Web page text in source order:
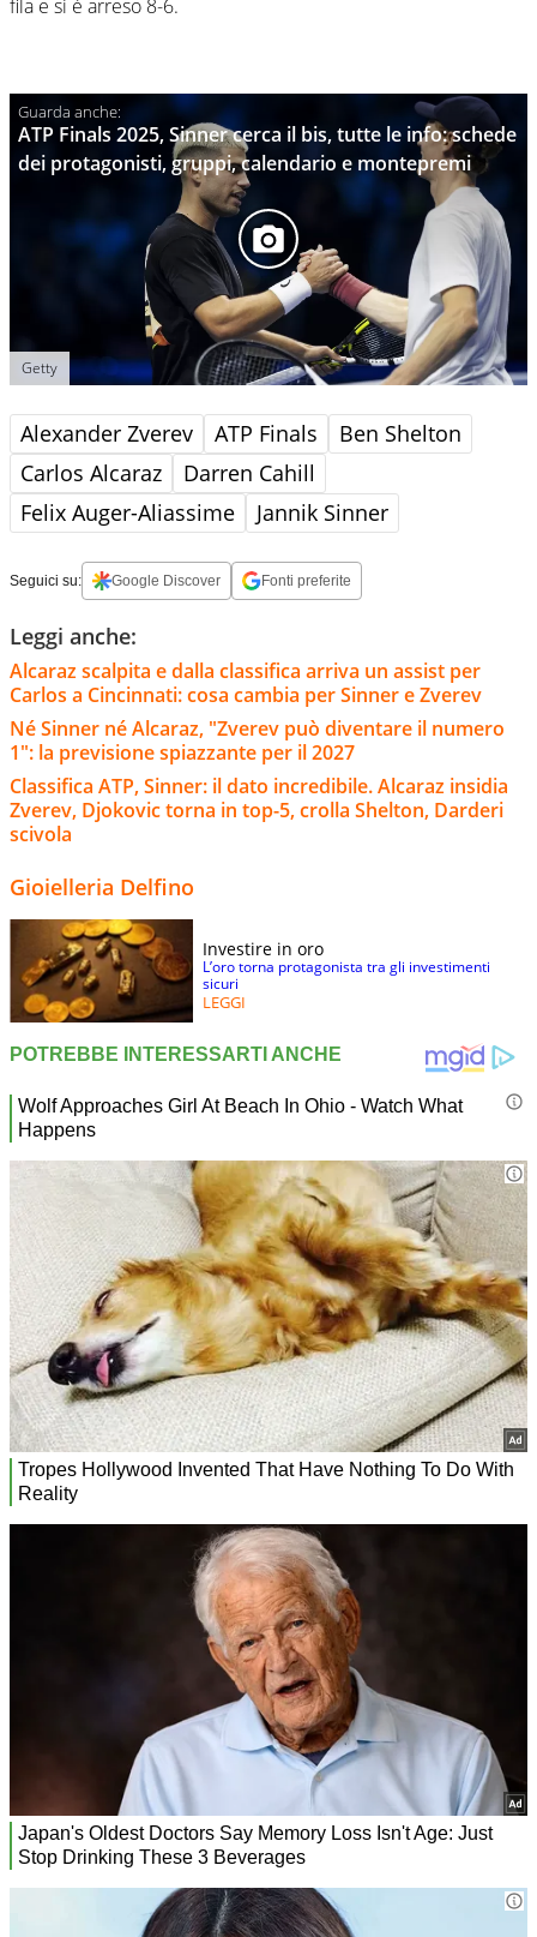
fila e si è arreso 8-6.
ATP Finals 2025, Sinner cerca il bis, tutte le info: schede
dei protagonisti, gruppi, calendario e montepremi
Getty
Alexander Zverev ATP Finals
Ben Shelton
Carlos Alcaraz
Darren Cahill
Felix Auger-Aliassime
Jannik Sinner
Seguici su: Google Discover Fonti preferite
Leggi anche:
Alcaraz scalpita e dalla classifica arriva un assist per
Carlos a Cincinnati: cosa cambia per Sinner e Zverev
Né Sinner né Alcaraz, "Zverev può diventare il numero
1": la previsione spiazzante per il 2027
Classifica ATP, Sinner: il dato incredibile. Alcaraz insidia
Zverev, Djokovic torna in top-5, crolla Shelton, Darderi
scivola
Gioielleria Delfino
Investire in oro
L’oro torna protagonista tra gli investimenti
sicuri
LEGGI